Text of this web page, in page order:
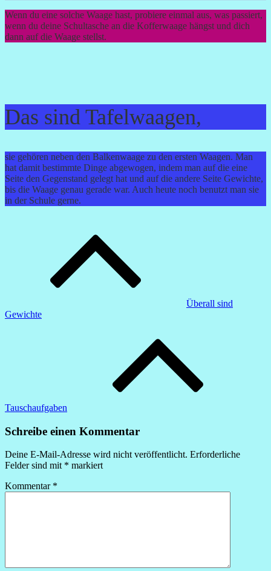
Wenn du eine solche Waage hast, probiere einmal aus, was passiert,
wenn du deine Schultasche an die Kofferwaage hängst und dich
dann auf die Waage stellst.
Das sind Tafelwaagen,
sie gehören neben den Balkenwaage zu den ersten Waagen. Man
hat damit bestimmte Dinge abgewogen, indem man auf die eine
Seite den Gegenstand gelegt hat und auf die andere Seite Gewichte,
bis die Waage genau gerade war. Auch heute noch benutzt man sie
in der Schule gerne.
Überall sind
Gewichte
Tauschaufgaben
Schreibe einen Kommentar
Deine E-Mail-Adresse wird nicht veröffentlicht. Erforderliche
Felder sind mit * markiert
Kommentar *